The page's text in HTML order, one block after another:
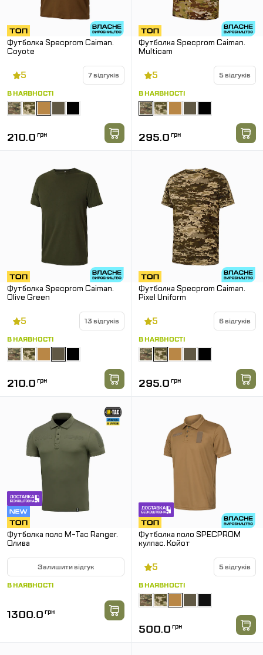
Футболка Specprom Caiman.
Coyote
5 7 відгуків
В НАЯВНОСТІ
210.0 грн
Футболка Specprom Caiman.
Multicam
5 5 відгуків
В НАЯВНОСТІ
295.0 грн
Футболка Specprom Caiman.
Olive Green
5 13 відгуків
В НАЯВНОСТІ
210.0 грн
Футболка Specprom Caiman.
Pixel Uniform
5 6 відгуків
В НАЯВНОСТІ
295.0 грн
Футболка поло M-Tac Ranger.
Олива
Залишити відгук
В НАЯВНОСТІ
1300.0 грн
Футболка поло SPECPROM
кулпас. Койот
5 5 відгуків
В НАЯВНОСТІ
500.0 грн